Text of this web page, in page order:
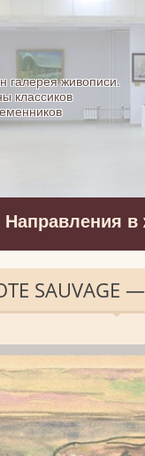
- картинная
галерея живописи.
классиков
Направления в